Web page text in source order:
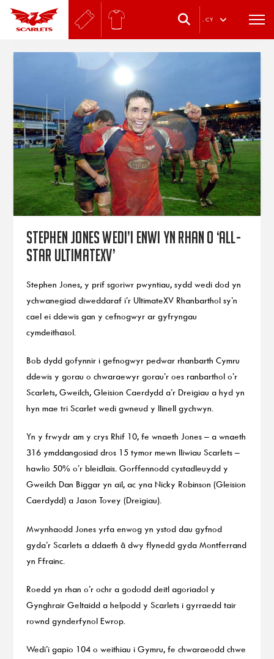
. CY
Stephen Jones wedi’i enwi yn rhan o ‘All-
Star UltimateXV’
Stephen Jones, y prif sgoriwr pwyntiau, sydd wedi dod yn
ychwanegiad diweddaraf i’r UltimateXV Rhanbarthol sy’n
cael ei ddewis gan y cefnogwyr ar gyfryngau
cymdeithasol.
Bob dydd gofynnir i gefnogwyr pedwar rhanbarth Cymru
ddewis y gorau o chwaraewyr gorau’r oes ranbarthol o’r
Scarlets, Gweilch, Gleision Caerdydd a’r Dreigiau a hyd yn
hyn mae tri Scarlet wedi gwneud y llinell gychwyn.
Yn y frwydr am y crys Rhif 10, fe wnaeth Jones – a wnaeth
316 ymddangosiad dros 15 tymor mewn lliwiau Scarlets –
hawlio 50% o’r bleidlais. Gorffennodd cystadleuydd y
Gweilch Dan Biggar yn ail, ac yna Nicky Robinson (Gleision
Caerdydd) a Jason Tovey (Dreigiau).
Mwynhaodd Jones yrfa enwog yn ystod dau gyfnod
gyda’r Scarlets a ddaeth â dwy flynedd gyda Montferrand
yn Ffrainc.
Roedd yn rhan o’r ochr a gododd deitl agoriadol y
Gynghrair Geltaidd a helpodd y Scarlets i gyrraedd tair
rownd gynderfynol Ewrop.
Wedi’i gapio 104 o weithiau i Gymru, fe chwaraeodd chwe